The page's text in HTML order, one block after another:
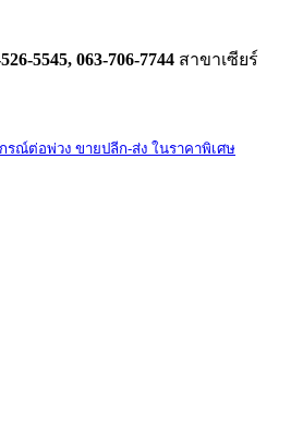
5545, 063-706-7744 สาขาเซียร์
รณ์ต่อพ่วง ขายปลีก-ส่ง ในราคาพิเศษ